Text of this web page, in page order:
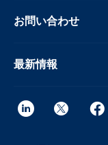
お問い合わせ
最新情報